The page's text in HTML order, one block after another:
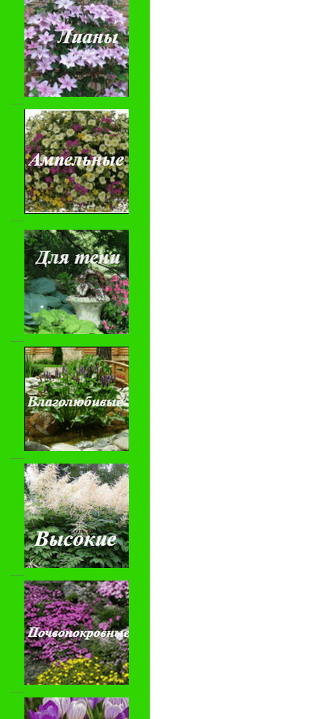
-----
-----
-----
-----
-----
-----